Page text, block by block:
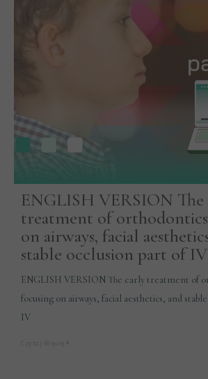
ENGLISH VERSION The
treatment of
on airways, facial
stable occlusion part of IV
ENGLISH VERSION The early treatment of
focusing on airways, facial aesthetics, and
IV